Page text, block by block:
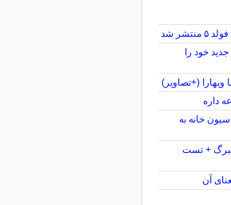
شد
خود را
ویهارا (+تصاویر)
داره
خانه به
+ تست
آن